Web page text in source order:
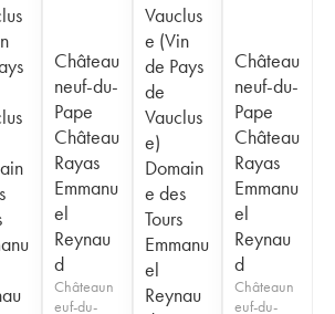
Château
neuf-du-
Pape
Château
Rayas
Emmanu
el
Reynau
d
Châteaun
euf-du-
Vauclus
e (Vin
de Pays
de
Vauclus
e)
Domain
e des
Tours
Emmanu
el
Reynau
Château
neuf-du-
Pape
Château
Rayas
Emmanu
el
Reynau
d
Châteaun
euf-du-